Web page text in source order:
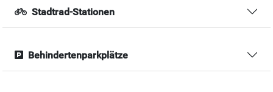
Stadtrad-Stationen
Behindertenparkplätze